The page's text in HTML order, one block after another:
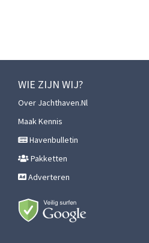
WIE ZIJN WIJ?
Over Jachthaven.nl
Maak Kennis
Havenbulletin
Pakketten
Adverteren